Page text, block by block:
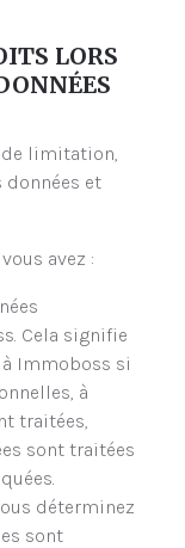
LORS
limitation,
données et
avez :
Cela signifie
Immoboss si
à
traitées,
sont traitées
déterminez
sont